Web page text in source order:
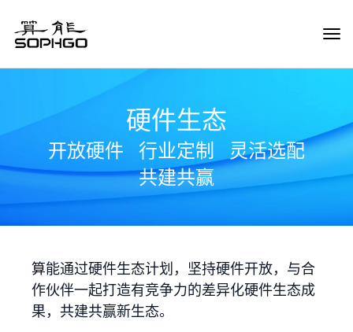
硬件生态
开放硬件 行业定制
灵活选配
共建共赢
算能通过硬件生态计划，坚持硬件开放，与合
作伙伴一起打造有竞争力的差异化硬件生态成
果，共建共赢新生态。